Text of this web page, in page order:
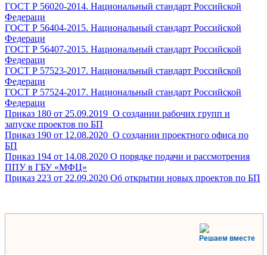
ГОСТ Р 56020-2014. Национальный стандарт Российской
Федераци
ГОСТ Р 56404-2015. Национальный стандарт Российской
Федераци
ГОСТ Р 56407-2015. Национальный стандарт Российской
Федераци
ГОСТ Р 57523-2017. Национальный стандарт Российской
Федераци
ГОСТ Р 57524-2017. Национальный стандарт Российской
Федераци
Приказ 180 от 25.09.2019_О создании рабочих групп и
запуске проектов по БП
Приказ 190 от 12.08.2020_О создании проектного офиса по
БП
Приказ 194 от 14.08.2020 О порядке подачи и рассмотрения
ППУ в ГБУ «МФЦ»
Приказ 223 от 22.09.2020 Об открытии новых проектов по БП
Решаем вместе